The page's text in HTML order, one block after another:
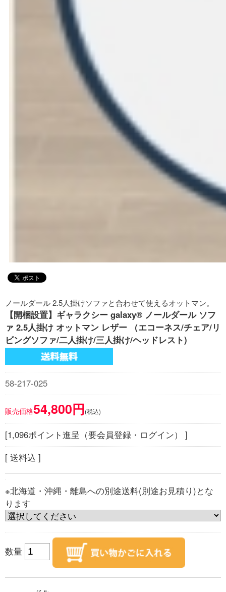
ノールダール 2.5人掛けソファと合わせて使えるオットマン。
【開梱設置】ギャラクシー galaxy® ノールダール ソフ
ァ 2.5人掛け オットマン レザー （エコーネス/チェア/リ
ビングソファ/二人掛け/三人掛け/ヘッドレスト)
58-217-025
販売価格54,800円(税込)
[1,096ポイント進呈（要会員登録・ログイン） ]
[ 送料込 ]
※北海道・沖縄・離島への別途送料(別途お見積り)とな
ります
数量